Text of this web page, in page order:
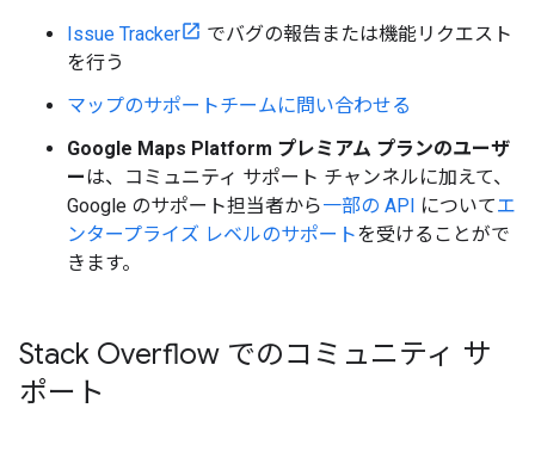
Issue Tracker
でバグの報告または機能リクエスト
を行う
マップのサポートチームに問い合わせる
Google Maps Platform プレミアム プランのユーザ
ーは、コミュニティ サポート チャンネルに加えて、
Google のサポート担当者から一部の API についてエ
ンタープライズ レベルのサポートを受けることがで
きます。
Stack Overflow でのコミュニティ サ
ポート